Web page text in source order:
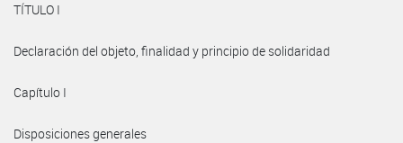
TÍTULO I
Declaración del objeto, finalidad y principio de solidaridad
Capítulo I
Disposiciones generales